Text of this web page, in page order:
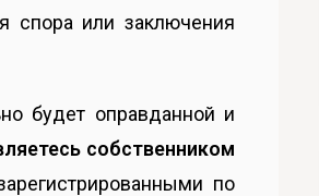
спора или заключения
будет оправданной и
собственником
по